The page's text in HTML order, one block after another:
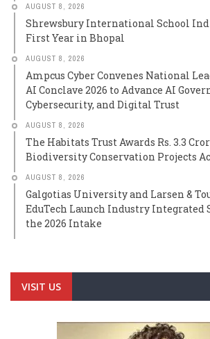
AUGUST 8, 2026
Shrewsbury International School
First Year in Bhopal
AUGUST 8, 2026
Ampcus Cyber Convenes National
AI Conclave 2026 to Advance AI
Cybersecurity, and Digital Trust
AUGUST 8, 2026
The Habitats Trust Awards Rs. 3.3
Biodiversity Conservation Projects
AUGUST 8, 2026
Galgotias University and Larsen &
EduTech Launch Industry
the 2026 Intake
VISIT US